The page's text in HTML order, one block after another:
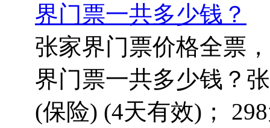
界门票一共多少钱？
张家界门票价格全票
界门票一共多少钱？
(保险) (4天有效)；